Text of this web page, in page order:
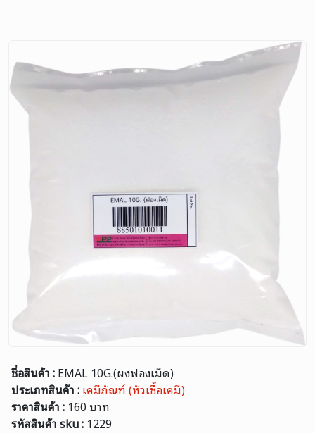
ชื่อสินค้า :EMAL 10G.(ผงฟองเม็ด)
ประเภทสินค้า :เคมีภัณฑ์ (หัวเชื้อเคมี)
ราคาสินค้า : 160 บาท
รหัสสินค้า sku : 1229